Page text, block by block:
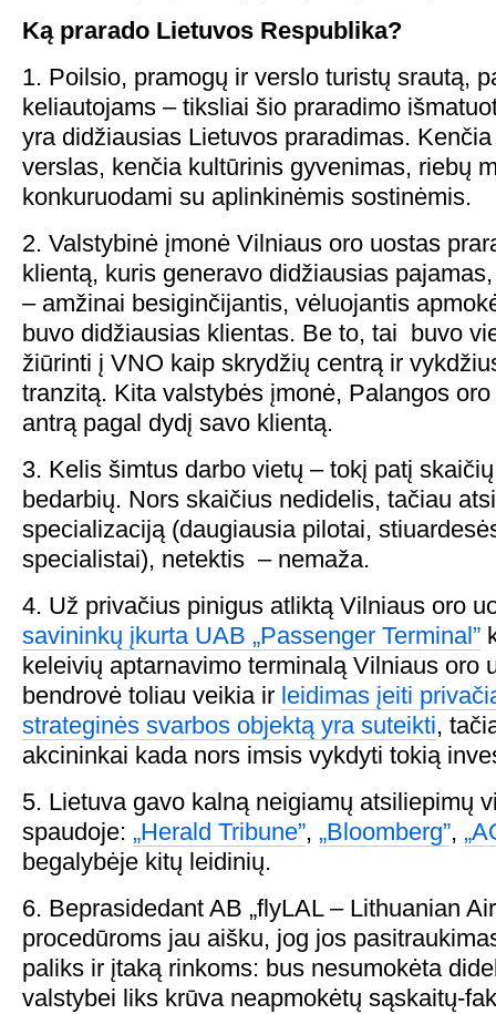
Ką prarado Lietuvos Respublika?
1. Poilsio, pramogų ir verslo turistų srautą,
keliautojams – tiksliai šio praradimo
yra didžiausias Lietuvos praradimas.
verslas, kenčia kultūrinis gyvenimas, riebų
konkuruodami su aplinkinėmis sostinėmis.
2. Valstybinė įmonė Vilniaus oro uostas
klientą, kuris generavo didžiausias
– amžinai besiginčijantis, vėluojantis
buvo didžiausias klientas. Be to, tai buvo
žiūrinti į VNO kaip skrydžių centrą ir
tranzitą. Kita valstybės įmonė, Palangos
antrą pagal dydį savo klientą.
3. Kelis šimtus darbo vietų – tokį patį
bedarbių. Nors skaičius nedidelis, tačiau
specializaciją (daugiausia pilotai,
specialistai), netektis – nemaža.
4. Už privačius pinigus atliktą Vilniaus oro
savininkų įkurta UAB „Passenger Terminal”
keleivių aptarnavimo terminalą Vilniaus oro
bendrovė toliau veikia ir leidimas įeiti
strateginės svarbos objektą yra suteikti,
akcininkai kada nors imsis vykdyti tokią
5. Lietuva gavo kalną neigiamų atsiliepimų
spaudoje: „Herald Tribune”, „Bloomberg”,
begalybėje kitų leidinių.
6. Beprasidedant AB „flyLAL – Lithuanian
procedūroms jau aišku, jog jos
paliks ir įtaką rinkoms: bus nesumokėta
valstybei liks krūva neapmokėtų sąskaitų-